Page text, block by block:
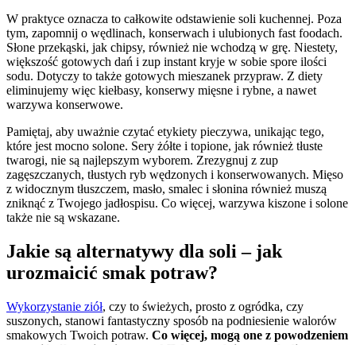
W praktyce oznacza to całkowite odstawienie soli kuchennej. Poza
tym, zapomnij o wędlinach, konserwach i ulubionych fast foodach.
Słone przekąski, jak chipsy, również nie wchodzą w grę. Niestety,
większość gotowych dań i zup instant kryje w sobie spore ilości
sodu. Dotyczy to także gotowych mieszanek przypraw. Z diety
eliminujemy więc kiełbasy, konserwy mięsne i rybne, a nawet
warzywa konserwowe.
Pamiętaj, aby uważnie czytać etykiety pieczywa, unikając tego,
które jest mocno solone. Sery żółte i topione, jak również tłuste
twarogi, nie są najlepszym wyborem. Zrezygnuj z zup
zagęszczanych, tłustych ryb wędzonych i konserwowanych. Mięso
z widocznym tłuszczem, masło, smalec i słonina również muszą
zniknąć z Twojego jadłospisu. Co więcej, warzywa kiszone i solone
także nie są wskazane.
Jakie są alternatywy dla soli – jak
urozmaicić smak potraw?
Wykorzystanie ziół, czy to świeżych, prosto z ogródka, czy
suszonych, stanowi fantastyczny sposób na podniesienie walorów
smakowych Twoich potraw. Co więcej, mogą one z powodzeniem